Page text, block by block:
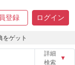
登録 ログイン
をゲット
詳細
検索
▼